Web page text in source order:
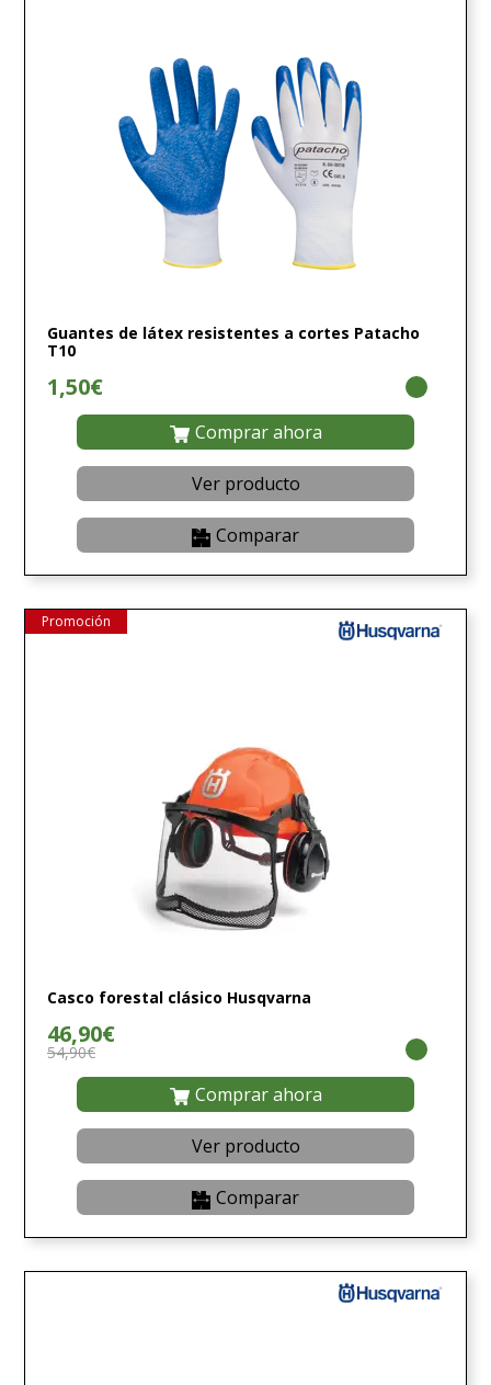
Guantes de látex resistentes a cortes Patacho
T10
1,50€
Comprar ahora
Ver producto
Comparar
Promoción
Casco forestal clásico Husqvarna
46,90€
54,90€
Comprar ahora
Ver producto
Comparar